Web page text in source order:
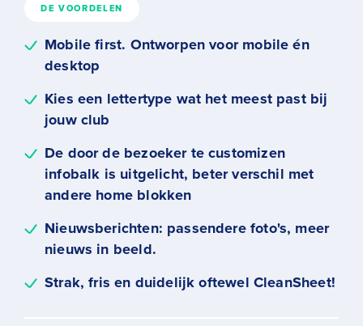
DE VOORDELEN
Mobile first. Ontworpen voor mobile én
desktop
Kies een lettertype wat het meest past bij
jouw club
De door de bezoeker te customizen
infobalk is uitgelicht, beter verschil met
andere home blokken
Nieuwsberichten: passendere foto's, meer
nieuws in beeld.
Strak, fris en duidelijk oftewel CleanSheet!